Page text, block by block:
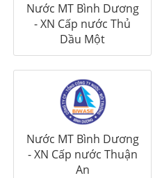
Nước MT Bình Dương
- XN Cấp nước Thủ
Dầu Một
Nước MT Bình Dương
- XN Cấp nước Thuận
An